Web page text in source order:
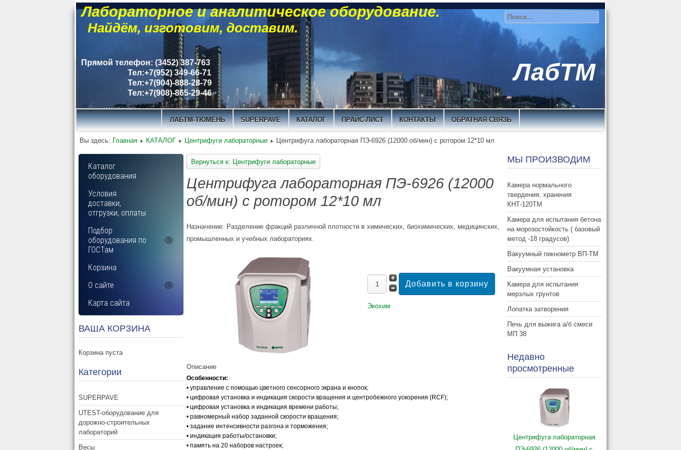
Лабораторное и аналитическое оборудование.
Найдём, изготовим, доставим.
Прямой телефон: (3452) 387-763
Тел:+7(952) 349-66-71
Тел:+7(904)-888-28-79
Тел:+7(908)-865-29-46
ЛабТМ
ЛАБТМ-ТЮМЕНЬ SUPERPAVE КАТАЛОГ ПРАЙС-ЛИСТ КОНТАКТЫ ОБРАТНАЯ СВЯЗЬ
Вы здесь: Главная КАТАЛОГ Центрифуги лабораторные Центрифуга лабораторная ПЭ-6926 (12000 об/мин) с ротором 12*10 мл
Каталог
оборудования
Условия
доставки,
отгрузки, оплаты
Подбор
оборудования по
ГОСТам
5
Корзина
О сайте
4
Карта сайта
ВАША КОРЗИНА
Корзина пуста
Категории
SUPERPAVE
UTEST-оборудование для
дорожно-строительных
лабораторий
Весы
Вернуться к: Центрифуги лабораторные
Центрифуга лабораторная ПЭ-6926 (12000
об/мин) с ротором 12*10 мл
Назначение: Разделение фракций различной плотности в химических, биохимических, медицинских,
промышленных и учебных лабораториях.
Экохим
Описание
Особенности:
• управление с помощью цветного сенсорного экрана и кнопок;
• цифровая установка и индикация скорости вращения и центробежного ускорения (RCF);
• цифровая установка и индикация времени работы;
• равномерный набор заданной скорости вращения;
• задание интенсивности разгона и торможения;
• индикация работы/остановки;
• память на 20 наборов настроек;
МЫ ПРОИЗВОДИМ
Камера нормального
твердения, хранения
КНТ-120ТМ
Камера для испытания бетона
на морозостойкость ( базовый
метод -18 градусов)
Вакуумный пикнометр ВП-ТМ
Вакуумная установка
Камера для испытания
мерзлых грунтов
Лопатка затворения
Печь для выжига а/б смеси
МП 38
Недавно
просмотренные
Центрифуга лабораторная